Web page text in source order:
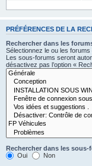
PRÉFÉRENCES DE LA
Rechercher dans les
Sélectionnez le ou les
Les sous-forums seront
désactivez pas l’option «
Rechercher dans les sous-
Oui
Non